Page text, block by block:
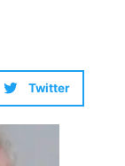
Twitter